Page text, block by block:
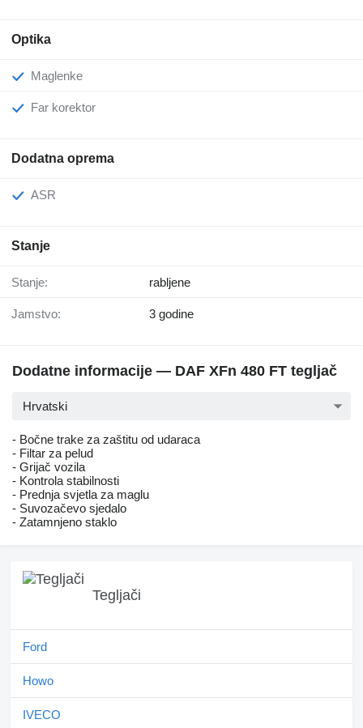
Optika
Maglenke
Far korektor
Dodatna oprema
ASR
Stanje
Stanje: rabljene
Jamstvo: 3 godine
Dodatne informacije — DAF XFn 480 FT tegljač
Hrvatski
- Bočne trake za zaštitu od udaraca
- Filtar za pelud
- Grijač vozila
- Kontrola stabilnosti
- Prednja svjetla za maglu
- Suvozačevo sjedalo
- Zatamnjeno staklo
Tegljači
Ford
Howo
IVECO